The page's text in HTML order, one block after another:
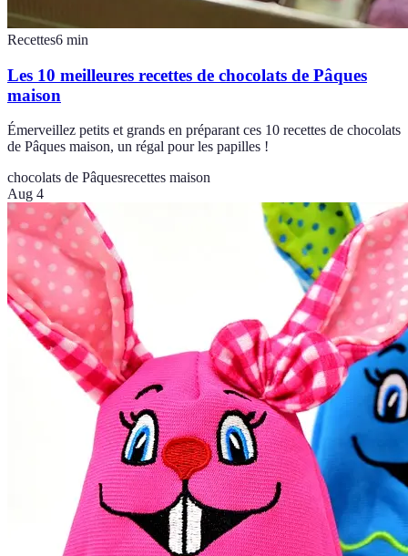
Recettes6 min
Les 10 meilleures recettes de chocolats de Pâques
maison
Émerveillez petits et grands en préparant ces 10 recettes de chocolats
de Pâques maison, un régal pour les papilles !
chocolats de Pâquesrecettes maison
Aug 4